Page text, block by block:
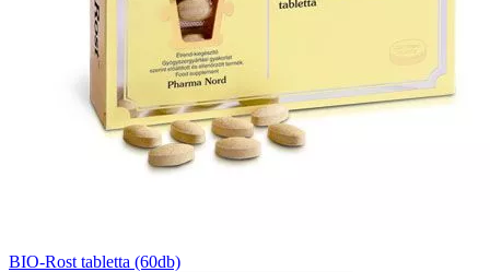
BIO-Rost tabletta (60db)